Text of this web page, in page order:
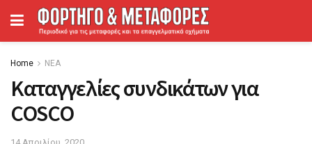
Home ΝΕΑ
Καταγγελίες συνδικάτων για
COSCO